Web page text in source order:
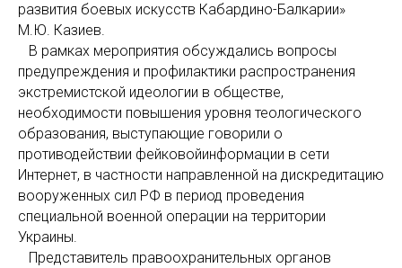
развития боевых искусств Кабардино-Балкарии»
М.Ю. Казиев.
В рамках мероприятия обсуждались вопросы
предупреждения и профилактики распространения
экстремистской идеологии в обществе,
необходимости повышения уровня теологического
образования, выступающие говорили о
противодействии фейковойинформации в сети
Интернет, в частности направленной на дискредитацию
вооруженных сил РФ в период проведения
специальной военной операции на территории
Украины.
Представитель правоохранительных органов